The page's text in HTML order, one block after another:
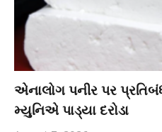
એનાલોગ પનીર પર
મ્યુનિએ પાડ્યા દરોડા